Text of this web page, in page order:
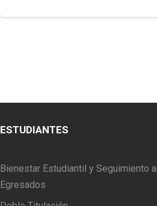
ESTUDIANTES
Bienestar Estudiantil y Seguimiento a
Egresados